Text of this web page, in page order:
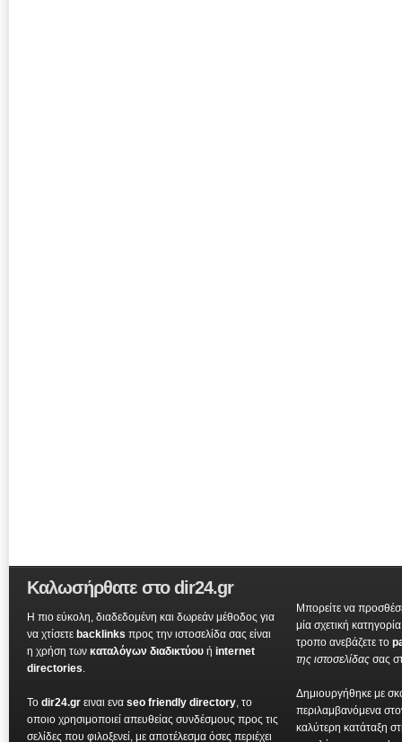
Καλωσήρθατε στο dir24.gr
Η πιο εύκολη, διαδεδομένη και δωρεάν μέθοδος για
να χτίσετε backlinks προς την ιστοσελίδα σας είναι
η χρήση των καταλόγων διαδικτύου ή internet
directories.
To dir24.gr ειναι ενα seo friendly directory, το
οποιο χρησιμοποιεί απευθείας συνδέσμους προς τις
σελίδες που φιλοξενεί, με αποτέλεσμα όσες περιέχει
Μπορείτε να
μία σχετική
τροπο ανεβάζετε το
της ιστοσελίδας σας
Δημιουργήθηκε με
περιλαμβανόμενα
καλύτερη κατάταξη